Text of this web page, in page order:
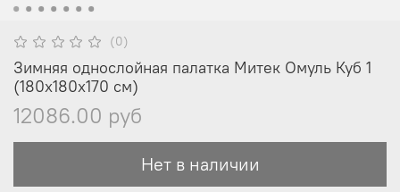
(0)
Зимняя однослойная палатка Митек Омуль Куб 1
(180х180х170 см)
12086.00 руб
Нет в наличии